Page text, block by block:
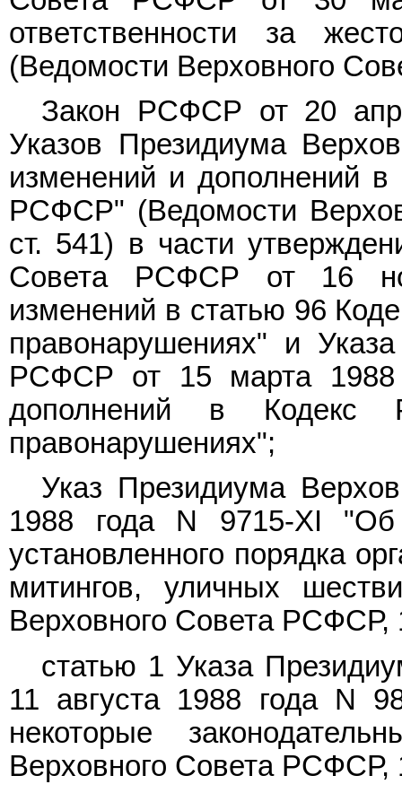
ответственности за
(Ведомости Верховного
Закон РСФСР от 20
Указов Президиума
изменений и дополнений в
РСФСР" (Ведомости
ст. 541) в части
Совета РСФСР от 16
изменений в статью 96
правонарушениях" и
РСФСР от 15 марта 1988
дополнений в Кодекс
правонарушениях";
Указ Президиума
1988 года N 9715-XI "Об
установленного порядка
митингов, уличных
Верховного Совета РСФСР,
статью 1 Указа
11 августа 1988 года N
некоторые
Верховного Совета РСФСР,